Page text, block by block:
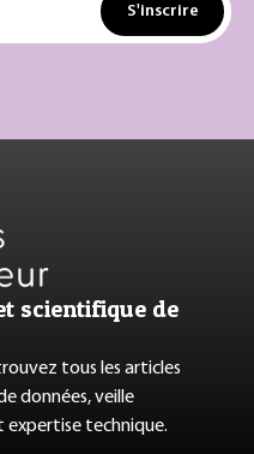
S'inscrire
scientifique de
tous les articles
données, veille
technique.